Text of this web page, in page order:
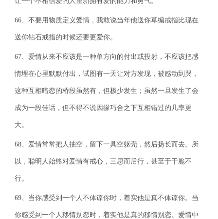
66、不要用物质定义爱情，我敢说当年他送你草编戒指比现在
送你钻石戒指的时候还要更爱你。
67、爱情从来不应该是一种单方向的付出或投射，不应该把感
情埋在心里默默付出，试图有一天让对方发现，被感动到哭，
这种互相暗恋的桥段虽然有，但极少发生；虽然一旦发生了会
成为一段佳话，但不得不说因缘巧合之下互相错过的几率更
大。
68、爱情常常把人抽空，留下一具空躯壳，然后扬长而去。所
以，聪明人始终对爱情有戒心，三思而后行，甚至于干脆不
行。
69、当你感受到一个人不体谅你时，着实他是真不体谅你。当
你感受到一个人移情别恋时，着实他是真的移情别恋。爱情中